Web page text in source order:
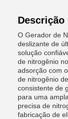
O Gerador de
deslizante de
solução
de nitrogênio
adsorção com
de nitrogênio
consistente de
para uma
precisa de
fabricação de